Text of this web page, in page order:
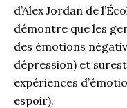
d’Alex Jordan de
démontre que les
des émotions
dépression) et
expériences
espoir).